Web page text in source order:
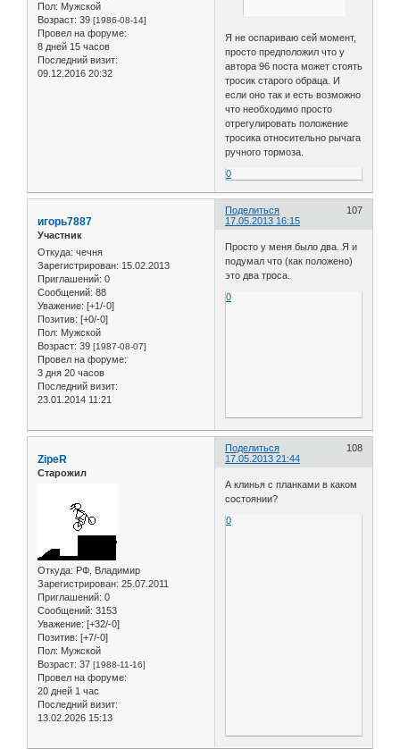
Пол: Мужской
Возраст: 39 [1986-08-14]
Провел на форуме:
8 дней 15 часов
Последний визит:
09.12.2016 20:32
Я не оспариваю сей момент,
просто предположил что у
автора 96 поста может стоять
тросик старого обраца. И
если оно так и есть возможно
что необходимо просто
отрегулировать положение
тросика относительно рычага
ручного тормоза.
0
Поделиться
107
17.05.2013 16:15
игорь7887
Участник
Откуда: чечня
Зарегистрирован: 15.02.2013
Приглашений: 0
Сообщений: 88
Уважение: [+1/-0]
Позитив: [+0/-0]
Пол: Мужской
Возраст: 39 [1987-08-07]
Провел на форуме:
3 дня 20 часов
Последний визит:
23.01.2014 11:21
Просто у меня было два. Я и
подумал что (как положено)
это два троса.
0
Поделиться
108
17.05.2013 21:44
ZipeR
Старожил
Откуда: РФ, Владимир
Зарегистрирован: 25.07.2011
Приглашений: 0
Сообщений: 3153
Уважение: [+32/-0]
Позитив: [+7/-0]
Пол: Мужской
Возраст: 37 [1988-11-16]
Провел на форуме:
20 дней 1 час
Последний визит:
13.02.2026 15:13
А клинья с планками в каком
состоянии?
0